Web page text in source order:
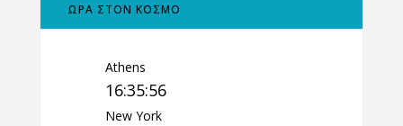
ΩΡΑ ΣΤΟΝ ΚΟΣΜΟ
Athens
16:35:57
New York